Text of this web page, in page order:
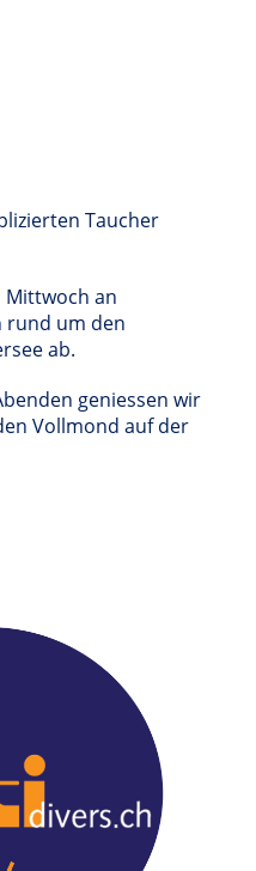
Taucher
Mittwoch an
rund um den
ab.
geniessen wir
Vollmond auf der